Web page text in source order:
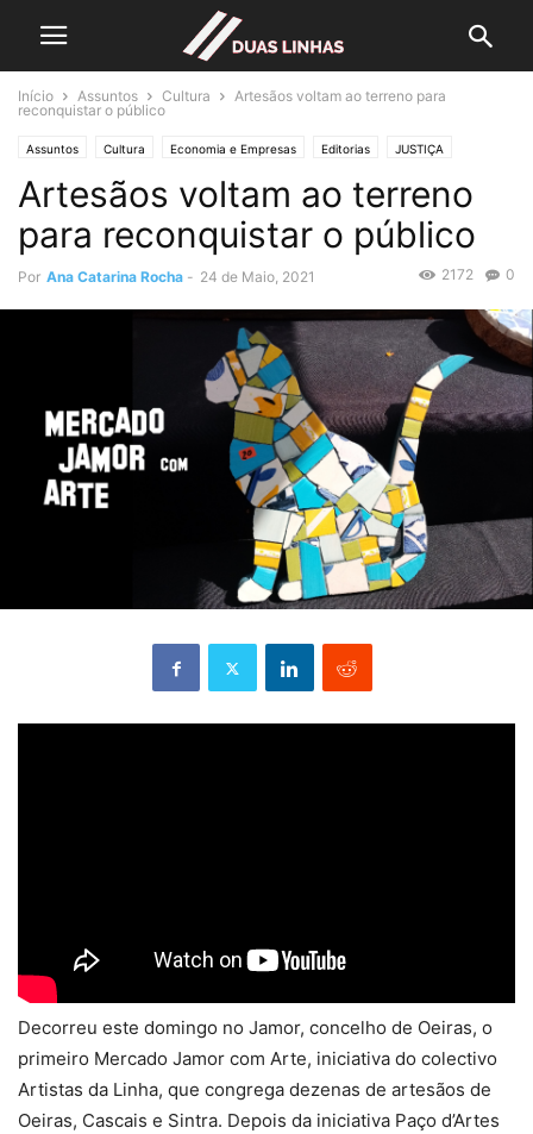
Início Assuntos Cultura
Artesãos voltam ao terreno para
reconquistar o público
Assuntos Cultura Economia e Empresas Editorias JUSTIÇA
Lifestyle & Gadgets
Artesãos voltam ao terreno
para reconquistar o público
Por Ana Catarina Rocha - 24 de Maio, 2021 0
2172
Decorreu este domingo no Jamor, concelho de Oeiras, o
primeiro Mercado Jamor com Arte, iniciativa do colectivo
Artistas da Linha, que congrega dezenas de artesãos de
Oeiras, Cascais e Sintra. Depois da iniciativa Paço d’Artes